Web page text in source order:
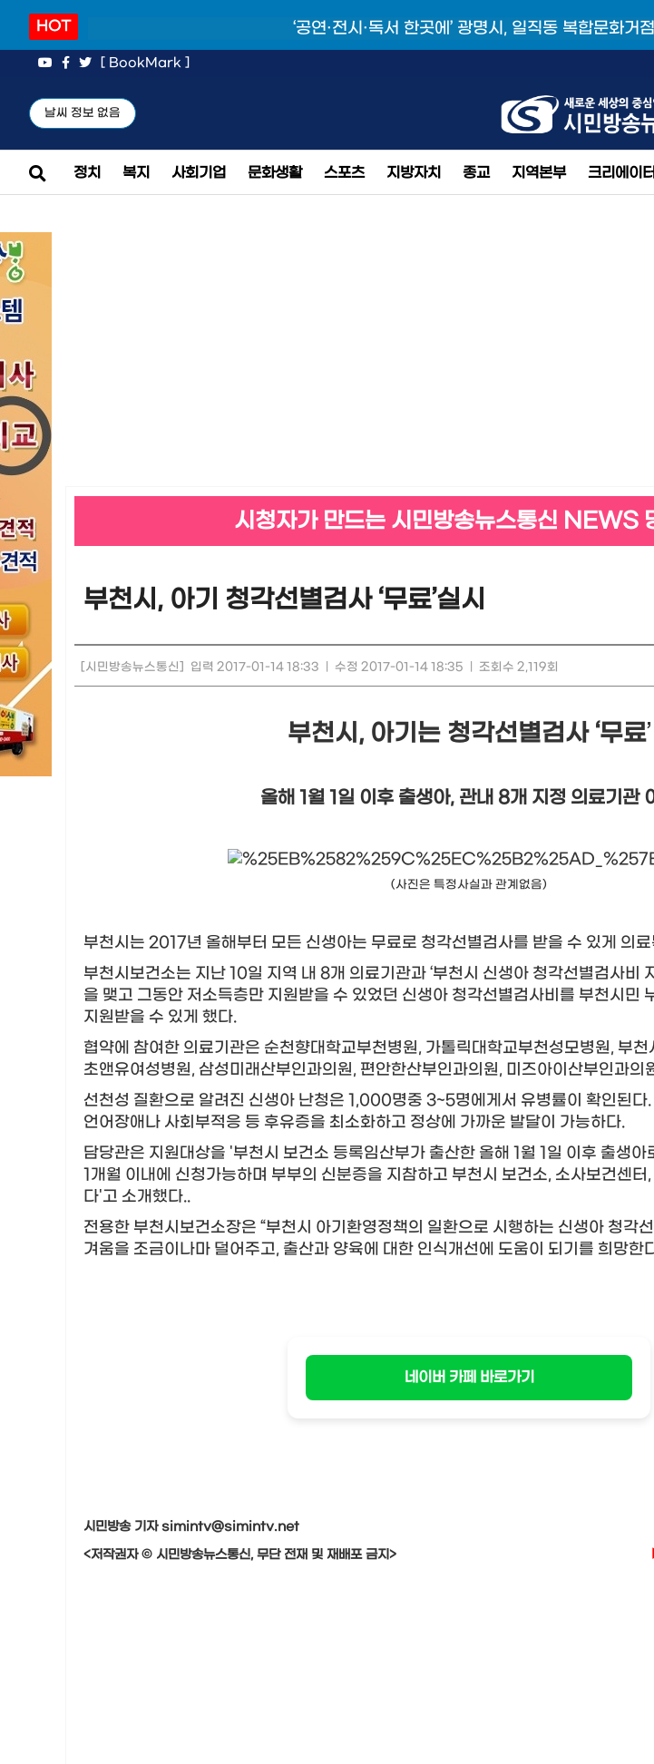
HOT ‘공연·전시·독서 한곳에’ 광명시, 일직동 복합문화
[ BookMark ]
날씨 정보 없음
정치 복지 사회기업 문화생활 스포츠 지방자치 종교 지역본부 크리에이
시청자가 만드는 시민방송뉴스통신 NEWS
부천시, 아기 청각선별검사 ‘무료’실시
[시민방송뉴스통신] 입력 2017-01-14 18:33 수정 2017-01-14 18:35 조회수 2,119회
부천시, 아기는 청각선별검사 ‘무료’
올해 1월 1일 이후 출생아, 관내 8개 지정 의료기관
(사진은 특정사실과 관계없음)​
부천시는 2017년 올해부터 모든 신생아는 무료로 청각선별검사를 받을 수 있게 의
부천시보건소는 지난 10일 지역 내 8개 의료기관과 ‘부천시 신생아 청각선별검사비
을 맺고 그동안 저소득층만 지원받을 수 있었던 신생아 청각선별검사비를 부천시민
지원받을 수 있게 했다.
협약에 참여한 의료기관은 순천향대학교부천병원, 가톨릭대학교부천성모병원, 부
초앤유여성병원, 삼성미래산부인과의원, 편안한산부인과의원, 미즈아이산부인과의
선천성 질환으로 알려진 신생아 난청은 1,000명중 3~5명에게서 유병률이 확인된다.
언어장애나 사회부적응 등 후유증을 최소화하고 정상에 가까운 발달이 가능하다.
담당관은 지원대상을 '부천시 보건소 등록임산부가 출산한 올해 1월 1일 이후 출생
1개월 이내에 신청가능하며 부부의 신분증을 지참하고 부천시 보건소, 소사보건센
다'고 소개했다..
전용한 부천시보건소장은 “부천시 아기환영정책의 일환으로 시행하는 신생아 청각
겨움을 조금이나마 덜어주고, 출산과 양육에 대한 인식개선에 도움이 되기를 희망한
네이버 카페 바로가기
시민방송 기자 simintv@simintv.net
<저작권자 © 시민방송뉴스통신, 무단 전재 및 재배포 금지>